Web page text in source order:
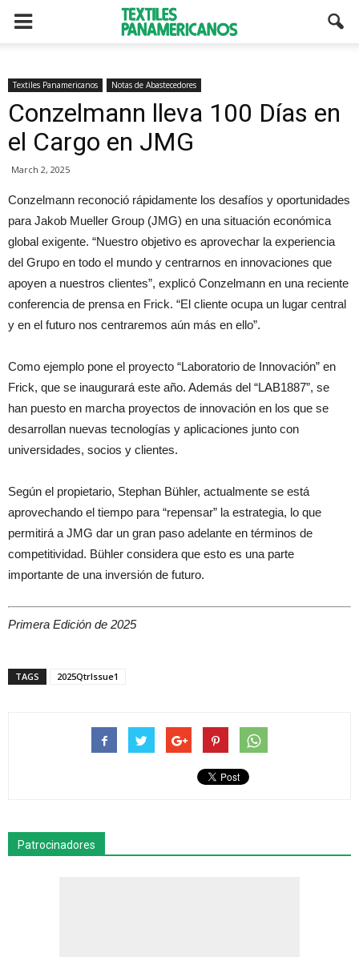
Textiles Panamericanos Notas de Abastecedores
Conzelmann lleva 100 Días en
el Cargo en JMG
March 2, 2025
Conzelmann reconoció rápidamente los desafíos y oportunidades
para Jakob Mueller Group (JMG) en una situación económica
global exigente. “Nuestro objetivo es aprovechar la experiencia
del Grupo en todo el mundo y centrarnos en innovaciones que
apoyen a nuestros clientes”, explicó Conzelmann en una reciente
conferencia de prensa en Frick. “El cliente ocupa un lugar central
y en el futuro nos centraremos aún más en ello”.
Como ejemplo pone el proyecto “Laboratorio de Innovación” en
Frick, que se inaugurará este año. Además del “LAB1887”, se
han puesto en marcha proyectos de innovación en los que se
desarrollan nuevas tecnologías y aplicaciones junto con
universidades, socios y clientes.
Según el propietario, Stephan Bühler, actualmente se está
aprovechando el tiempo para “repensar” la estrategia, lo que
permitirá a JMG dar un gran paso adelante en términos de
competitividad. Bühler considera que esto es una parte
importante de una inversión de futuro.
Primera Edición de 2025
TAGS 2025QtrIssue1
Patrocinadores